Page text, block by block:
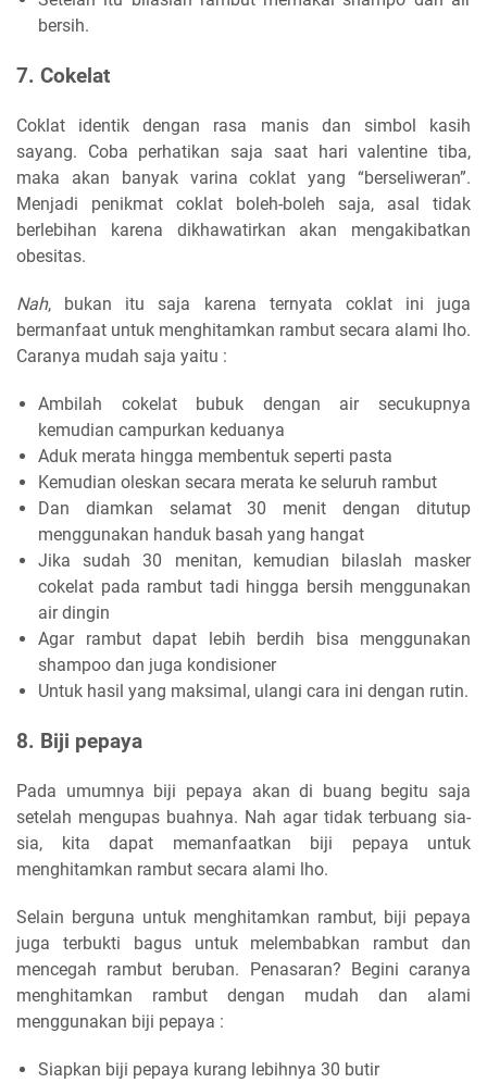
bersih.
7. Cokelat
Coklat identik dengan rasa manis dan simbol kasih
sayang. Coba perhatikan saja saat hari valentine tiba,
maka akan banyak varina coklat yang “berseliweran”.
Menjadi penikmat coklat boleh-boleh saja, asal tidak
berlebihan karena dikhawatirkan akan mengakibatkan
obesitas.
Nah, bukan itu saja karena ternyata coklat ini juga
bermanfaat untuk menghitamkan rambut secara alami lho.
Caranya mudah saja yaitu :
Ambilah cokelat bubuk dengan air secukupnya
kemudian campurkan keduanya
Aduk merata hingga membentuk seperti pasta
Kemudian oleskan secara merata ke seluruh rambut
Dan diamkan selamat 30 menit dengan ditutup
menggunakan handuk basah yang hangat
Jika sudah 30 menitan, kemudian bilaslah masker
cokelat pada rambut tadi hingga bersih menggunakan
air dingin
Agar rambut dapat lebih berdih bisa menggunakan
shampoo dan juga kondisioner
Untuk hasil yang maksimal, ulangi cara ini dengan rutin.
8. Biji pepaya
Pada umumnya biji pepaya akan di buang begitu saja
setelah mengupas buahnya. Nah agar tidak terbuang sia-
sia, kita dapat memanfaatkan biji pepaya untuk
menghitamkan rambut secara alami lho.
Selain berguna untuk menghitamkan rambut, biji pepaya
juga terbukti bagus untuk melembabkan rambut dan
mencegah rambut beruban. Penasaran? Begini caranya
menghitamkan rambut dengan mudah dan alami
menggunakan biji pepaya :
Siapkan biji pepaya kurang lebihnya 30 butir